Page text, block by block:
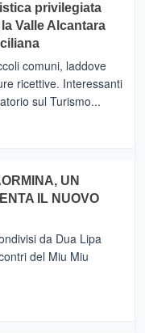
privilegiata
Valle Alcantara
comuni, laddove
ricettive. Interessanti
sul Turismo...
UN
IL NUOVO
da Dua Lipa
del Miu Miu